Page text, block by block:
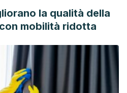
Fornés Pujalte, Federico
DE FOTOSENSIBILIDAD DE
la qualità della
mobilità ridotta